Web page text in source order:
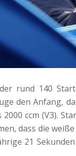
rund 140
den Anfang,
ccm (V3).
dass die
21